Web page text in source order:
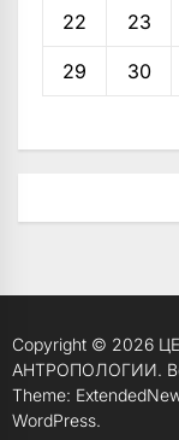
22 23
29 30
Copyright © 2026
АНТРОПОЛОГИИ.
Theme:
WordPress.